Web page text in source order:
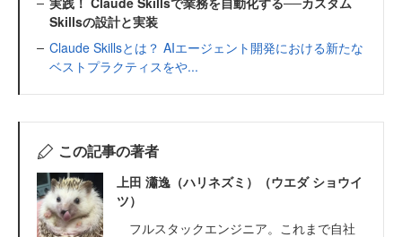
Skillsの設計と実装
Claude Skillsとは？ AIエージェント開発における新たな
ベストプラクティスをや...
この記事の著者
上田 瀟逸（ハリネズミ）（ウエダ ショウイ
ツ）
フルスタックエンジニア。これまで自社